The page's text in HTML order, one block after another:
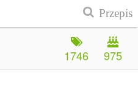
975
1746